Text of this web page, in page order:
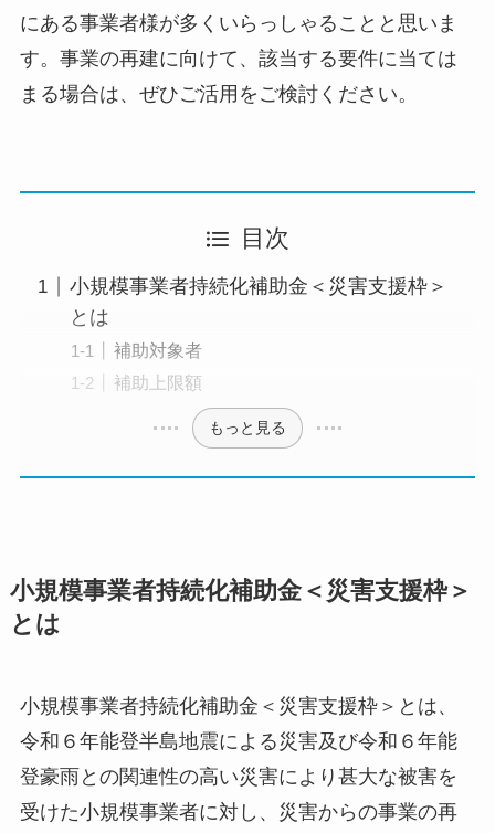
にある事業者様が多くいらっしゃることと思いま
す。事業の再建に向けて、該当する要件に当ては
まる場合は、ぜひご活用をご検討ください。
目次
小規模事業者持続化補助金＜災害支援枠＞
とは
補助対象者
補助上限額
もっと見る
小規模事業者持続化補助金＜災害支援枠＞
とは
小規模事業者持続化補助金＜災害支援枠＞とは、
令和６年能登半島地震による災害及び令和６年能
登豪雨との関連性の高い災害により甚大な被害を
受けた小規模事業者に対し、災害からの事業の再